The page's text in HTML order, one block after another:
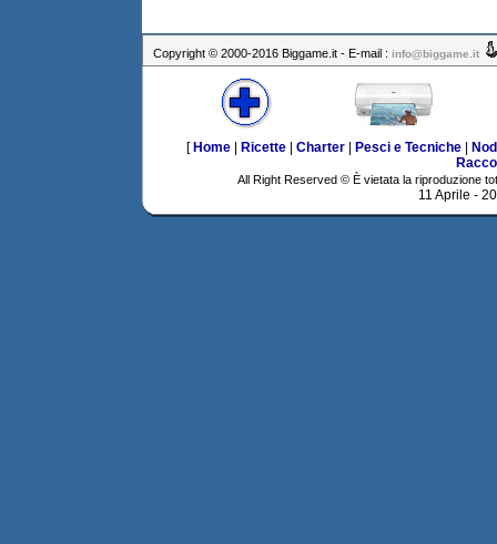
Copyright © 2000-2016 Biggame.it - E-mail : info@biggame.it
[ Home| Ricette| Charter| Pesci e Tecniche|
All Right Reserved © È vietata la riproduzione
11 Aprile -